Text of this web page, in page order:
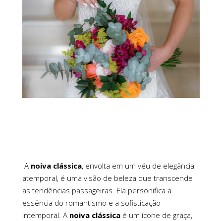
A noiva clássica, envolta em um véu de elegância
atemporal, é uma visão de beleza que transcende
as tendências passageiras. Ela personifica a
essência do romantismo e a sofisticação
intemporal. A noiva clássica é um ícone de graça,